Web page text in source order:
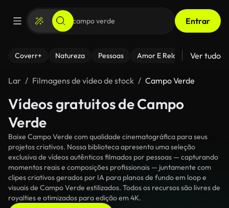
Entrar
Coverr+ Natureza Pessoas Amor E Relacionamentos
Ver tudo
Lar Filmagens de vídeo de stock Campo Verde
Vídeos gratuitos de Campo
Verde
Baixe Campo Verde com qualidade cinematográfica para seus
projetos criativos. Nossa biblioteca apresenta uma seleção
exclusiva de vídeos autênticos filmados por pessoas — capturando
momentos reais e composições profissionais — juntamente com
clipes criativos gerados por IA para planos de fundo em loop e
visuais de Campo Verde estilizados. Todos os recursos são livres de
royalties e otimizados para edição em 4K.